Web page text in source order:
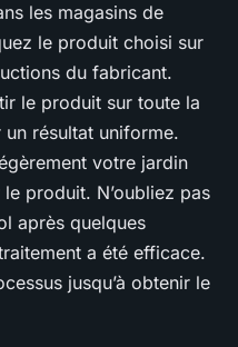
les magasins de
le produit choisi sur
du fabricant.
le produit sur toute la
résultat uniforme.
votre jardin
produit. N’oubliez pas
après quelques
a été efficace.
jusqu’à obtenir le